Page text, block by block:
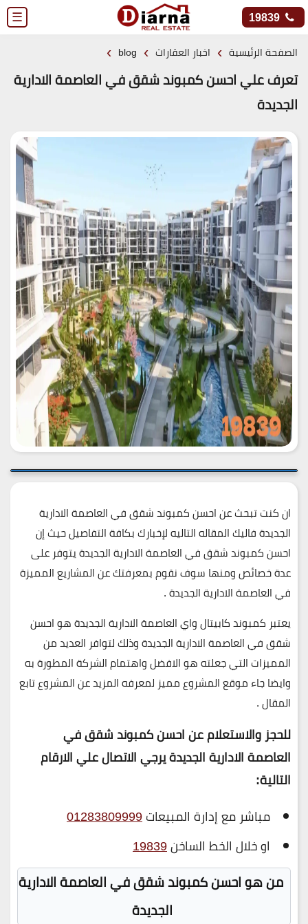
☰ 19839
الصفحة الرئيسية › اخبار العقارات ›
blog
›
تعرف علي احسن كمبوند شقق في العاصمة الادارية
الجديدة
ان كنت تبحث عن احسن كمبوند شقق في العاصمة الادارية
الجديدة فاليك المقاله التاليه لإخبارك بكافة التفاصيل حيث إن
احسن كمبوند شقق في العاصمة الادارية الجديدة يتوفر على
عدة خصائص ومنها سوف نقوم بمعرفتك عن المشاريع المميزة
في العاصمة الادارية الجديدة .
يعتبر كمبوند كابيتال واي العاصمة الادارية الجديدة هو احسن
شقق في العاصمة الادارية الجديدة وذلك لتوافر العديد من
المميزات التي جعلته هو الافضل واهتمام الشركة المطورة به
وايضا جاء موقع المشروع مميز لمعرفه المزيد عن المشروع تابع
المقال .
للحجز والاستعلام عن احسن كمبوند شقق في
العاصمة الادارية الجديدة يرجي الاتصال علي الارقام
التالية:
مباشر مع إدارة المبيعات01283809999
او خلال الخط الساخن19839
من هو احسن كمبوند شقق في العاصمة الادارية
الجديدة